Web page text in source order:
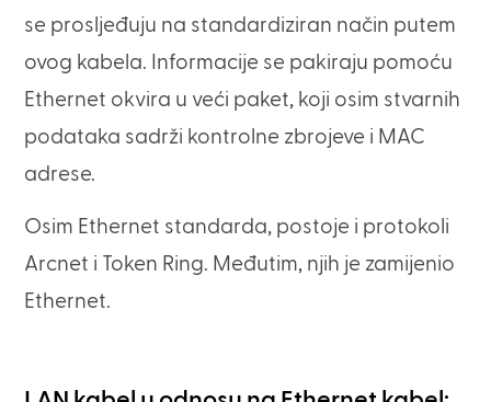
se prosljeđuju na standardiziran način putem
ovog kabela. Informacije se pakiraju pomoću
Ethernet okvira u veći paket, koji osim stvarnih
podataka sadrži kontrolne zbrojeve i MAC
adrese.
Osim Ethernet standarda, postoje i protokoli
Arcnet i Token Ring. Međutim, njih je zamijenio
Ethernet.